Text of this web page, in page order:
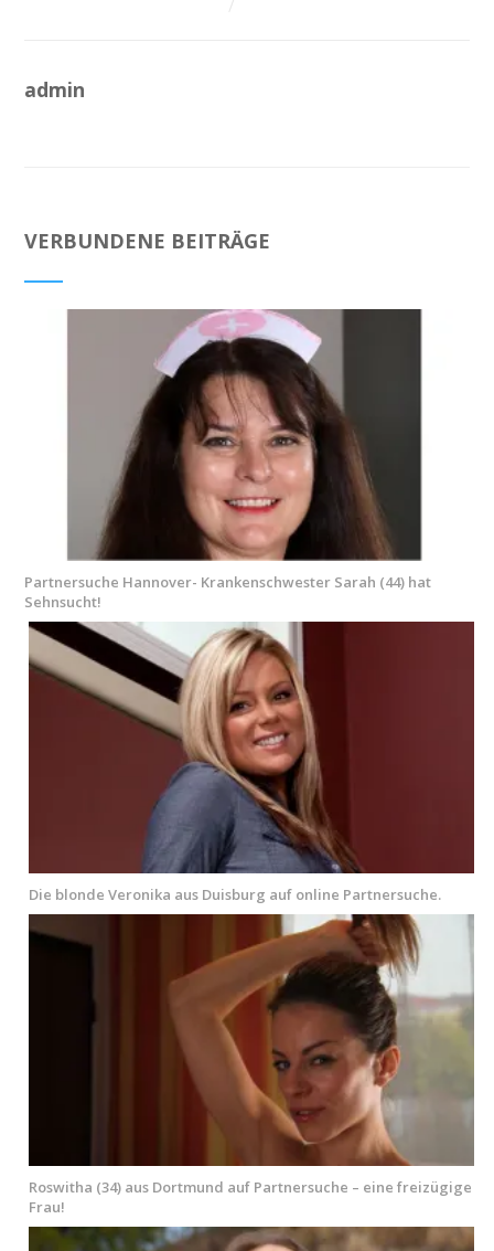
admin
VERBUNDENE BEITRÄGE
Partnersuche Hannover- Krankenschwester Sarah (44) hat
Sehnsucht!
Die blonde Veronika aus Duisburg auf online Partnersuche.
Roswitha (34) aus Dortmund auf Partnersuche – eine freizügige
Frau!